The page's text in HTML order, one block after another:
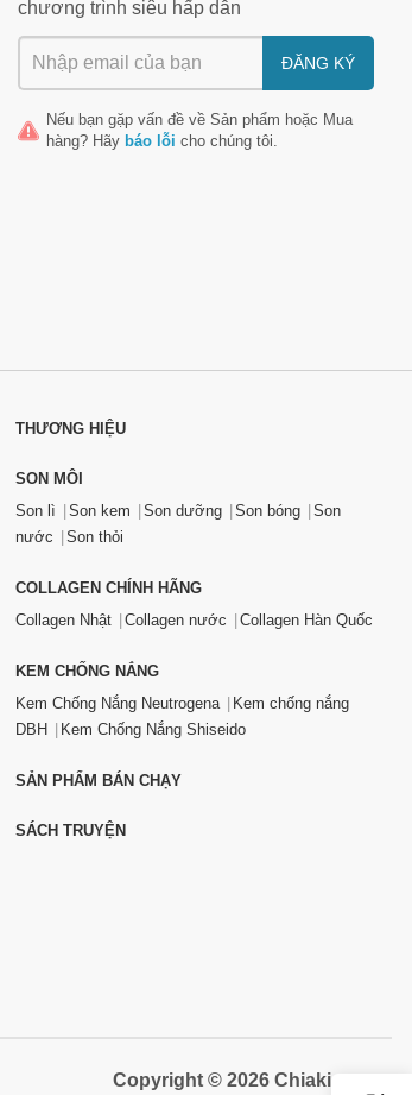
chương trình siêu hấp dẫn
ĐĂNG KÝ
Nếu bạn gặp vấn đề về Sản phẩm hoặc Mua
hàng? Hãy báo lỗi cho chúng tôi.
THƯƠNG HIỆU
SON MÔI
Son lì
Son kem Son dưỡng Son bóng
Son
nước
Son thỏi
COLLAGEN CHÍNH HÃNG
Collagen Nhật
Collagen nước Collagen Hàn Quốc
KEM CHỐNG NẮNG
Kem Chống Nắng Neutrogena
Kem chống nắng
DBH
Kem Chống Nắng Shiseido
SẢN PHẨM BÁN CHẠY
SÁCH TRUYỆN
Copyright © 2026 Chiaki.vn